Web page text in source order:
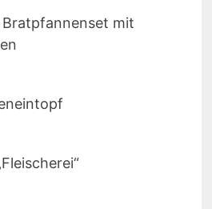
Bratpfannenset mit